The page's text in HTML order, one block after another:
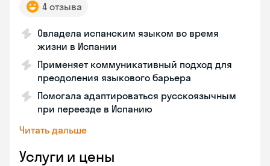
4 отзыва
Овладела испанским языком во время
жизни в Испании
Применяет коммуникативный подход для
преодоления языкового барьера
Помогала адаптироваться русскоязычным
при переезде в Испанию
Читать дальше
Услуги и цены